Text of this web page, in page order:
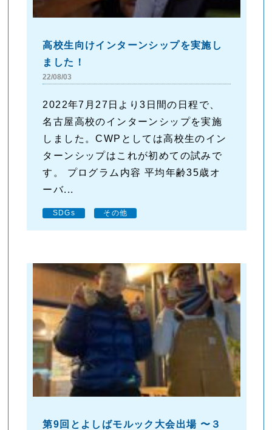
高校生向けインターンシップを実施し
ました！
22/08/03
2022年7月27日より3日間の日程で、
名古屋高校のインターンシップを実施
しました。CWPとしては高校生のイン
ターンシップはこれが初めての試みで
す。 プログラム内容 平均年齢35歳オ
ーバ...
SDGs その他
第9回とよしばモルック大会出場 〜３